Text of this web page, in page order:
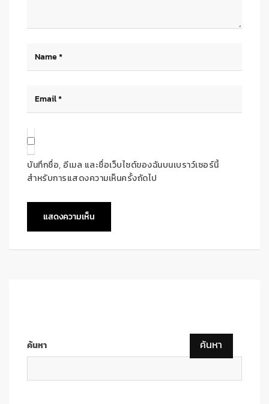
บันทึกชื่อ, อีเมล และชื่อเว็บไซต์ของฉันบนเบราว์เซอร์นี้
สำหรับการแสดงความเห็นครั้งถัดไป
ค้นหา ค้นหา